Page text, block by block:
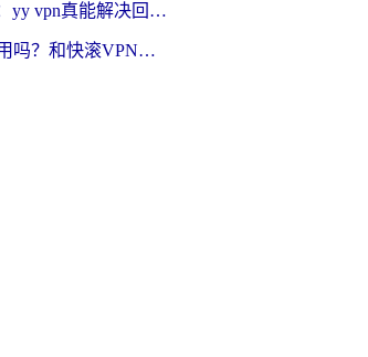
海外党必看：yy vpn真能解决回国访问难题？附云极initap测评+免费方案对比
穿梭VPN好用吗？和快滚VPN对比哪个回国效果更好？海外党选回国加速器必看指南